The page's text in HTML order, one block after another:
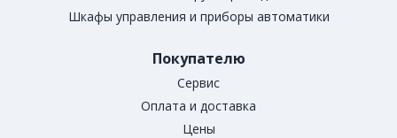
Шкафы управления и приборы автоматики
Покупателю
Сервис
Оплата и доставка
Цены